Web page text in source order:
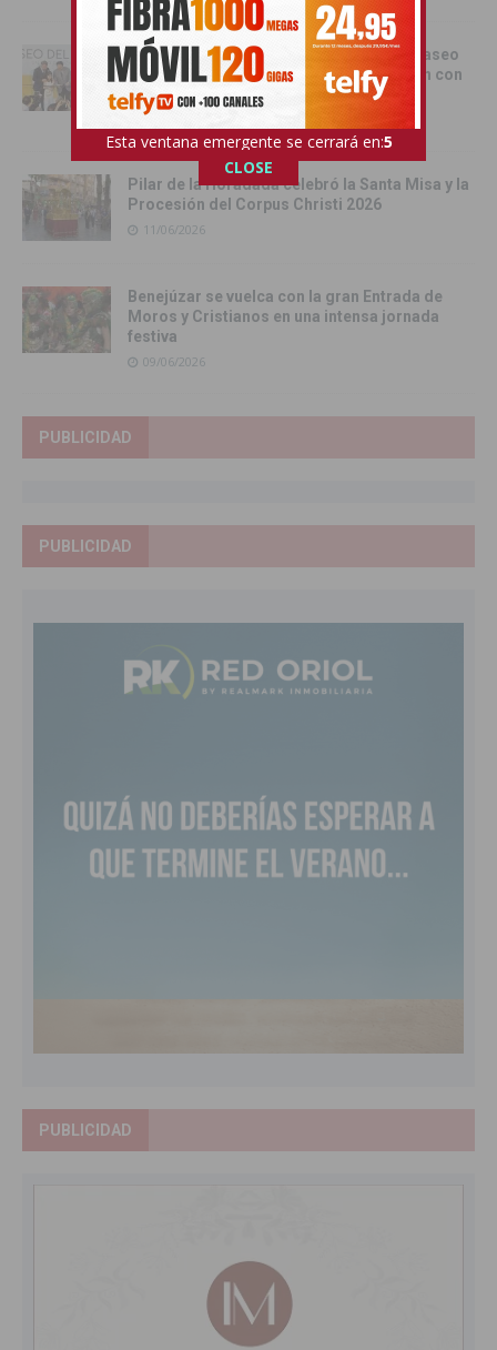
Torrevieja inaugura el Centro de Ocio ‘Paseo
del Mar’ y recupera su histórica conexión con
el Mediterráneo
12/06/2026
Pilar de la Horadada celebró la Santa Misa y la
Procesión del Corpus Christi 2026
11/06/2026
Benejúzar se vuelca con la gran Entrada de
Moros y Cristianos en una intensa jornada
festiva
09/06/2026
PUBLICIDAD
PUBLICIDAD
PUBLICIDAD
Esta ventana emergente se cerrará en:4
CLOSE